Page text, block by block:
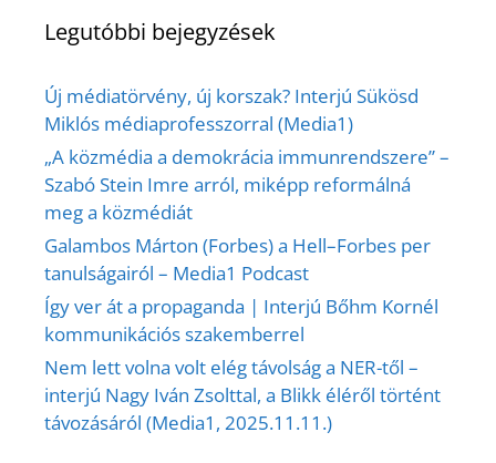
Legutóbbi bejegyzések
Új médiatörvény, új korszak? Interjú Sükösd
Miklós médiaprofesszorral (Media1)
„A közmédia a demokrácia immunrendszere” –
Szabó Stein Imre arról, miképp reformálná
meg a közmédiát
Galambos Márton (Forbes) a Hell–Forbes per
tanulságairól – Media1 Podcast
Így ver át a propaganda | Interjú Bőhm Kornél
kommunikációs szakemberrel
Nem lett volna volt elég távolság a NER-től –
interjú Nagy Iván Zsolttal, a Blikk éléről történt
távozásáról (Media1, 2025.11.11.)